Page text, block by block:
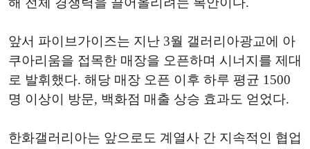
앞서 파이브가이즈는 지난 3월 갤러리아광교에 아
쿠아리움을 접목한 매장을 오픈하며 시너지를 제대
로 발휘했다. 해당 매장 오픈 이후 하루 평균 1500
명 이상이 방문, 백화점 매출 상승 효과도 얻었다.
한화갤러리아는 앞으로도 계열사 간 지속적인 협업